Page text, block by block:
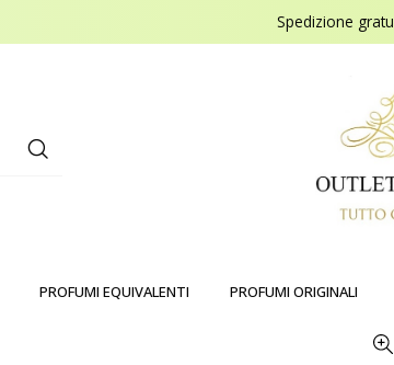
Spedizione
PROFUMI EQUIVALENTI PROFUMI ORIGINALI